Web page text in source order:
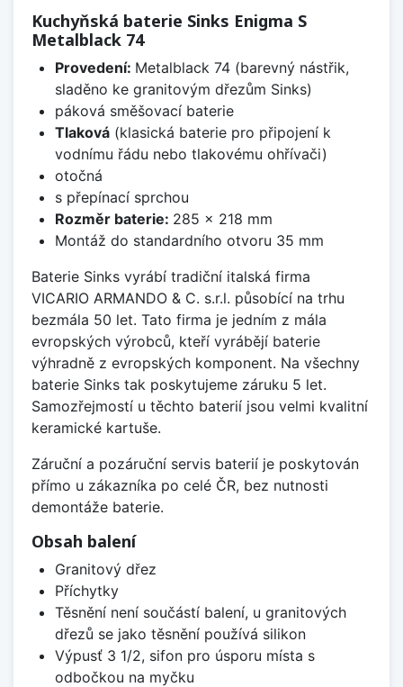
Kuchyňská baterie Sinks Enigma S
Metalblack 74
Provedení: Metalblack 74 (barevný nástřik,
sladěno ke granitovým dřezům Sinks)
páková směšovací baterie
Tlaková(klasická baterie pro připojení k
vodnímu řádu nebo tlakovému ohřívači)
otočná
s přepínací sprchou
Rozměr baterie: 285 x 218 mm
Montáž do standardního otvoru 35 mm
Baterie Sinks vyrábí tradiční italská firma
VICARIO ARMANDO & C. s.r.l. působící na trhu
bezmála 50 let. Tato firma je jedním z mála
evropských výrobců, kteří vyrábějí baterie
výhradně z evropských komponent. Na všechny
baterie Sinks tak poskytujeme záruku 5 let.
Samozřejmostí u těchto baterií jsou velmi kvalitní
keramické kartuše.
Záruční a pozáruční servis baterií je poskytován
přímo u zákazníka po celé ČR, bez nutnosti
demontáže baterie.
Obsah balení
Granitový dřez
Příchytky
Těsnění není součástí balení, u granitových
dřezů se jako těsnění používá silikon
Výpusť 3 1/2, sifon pro úsporu místa s
odbočkou na myčku